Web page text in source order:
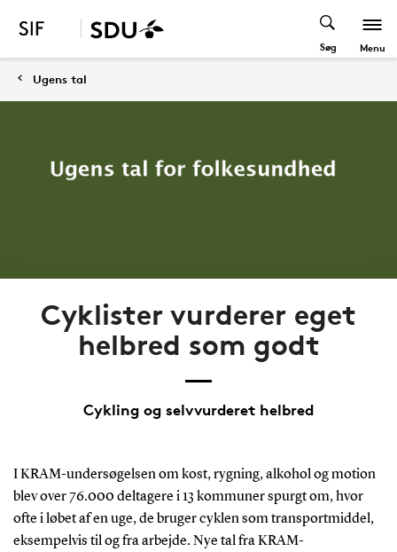
Søg Menu
Ugens tal
Cyklister vurderer eget
helbred som godt
Cykling og selvvurderet helbred
I KRAM-undersøgelsen om kost, rygning, alkohol og motion
blev over 76.000 deltagere i 13 kommuner spurgt om, hvor
ofte i løbet af en uge, de bruger cyklen som transportmiddel,
eksempelvis til og fra arbejde. Nye tal fra KRAM-